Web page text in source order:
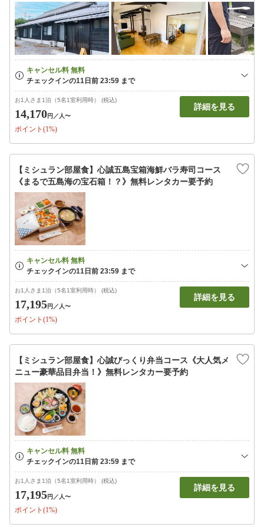
お1人さま1泊（5名1室利用時） (税込)
14,170円 ／人〜
ポイント(1%)
詳細を見る
【ミシュラン部屋食】心誠五島宝箱海鮮バラ寿司コース
《まるで五島海の宝石箱！？》無料レンタカー要予約
お1人さま1泊（5名1室利用時） (税込)
17,195円 ／人〜
ポイント(1%)
詳細を見る
【ミシュラン部屋食】心誠びっくり弁当コース《大人気メ
ニュー豪華品目弁当！》無料レンタカー要予約
お1人さま1泊（5名1室利用時） (税込)
17,195円 ／人〜
ポイント(1%)
詳細を見る